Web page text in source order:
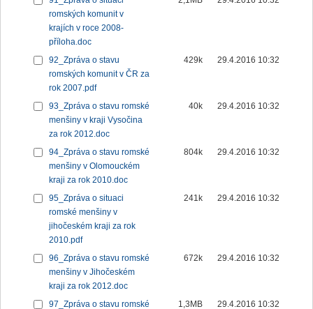
romských komunit v
krajích v roce 2008-
příloha.doc
92_Zpráva o stavu
romských komunit v ČR za
rok 2007.pdf
429k 29.4.2016 10:32
93_Zpráva o stavu romské
menšiny v kraji Vysočina
za rok 2012.doc
40k 29.4.2016 10:32
94_Zpráva o stavu romské
menšiny v Olomouckém
kraji za rok 2010.doc
804k 29.4.2016 10:32
95_Zpráva o situaci
romské menšiny v
jihočeském kraji za rok
2010.pdf
241k 29.4.2016 10:32
96_Zpráva o stavu romské
menšiny v Jihočeském
kraji za rok 2012.doc
672k 29.4.2016 10:32
97_Zpráva o stavu romské
1,3MB 29.4.2016 10:32